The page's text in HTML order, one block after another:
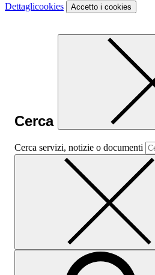
Dettaglicookies Accetto i cookies
Cerca
Cerca servizi, notizie o documenti